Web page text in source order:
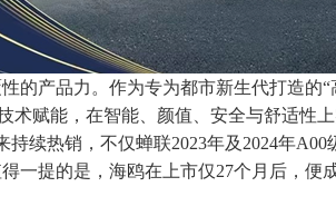
的产品力。作为专为都市新生代打造的
术赋能，在智能、颜值、安全与舒适性
持续热销，不仅蝉联2023年及2024年
一提的是，海鸥在上市仅27个月后，便